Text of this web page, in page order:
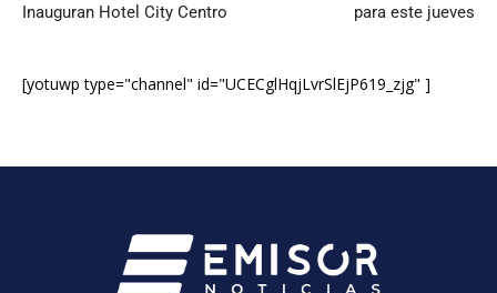
Inauguran Hotel City Centro
para este jueves
[yotuwp type="channel" id="UCECglHqjLvrSlEjP619_zjg" ]